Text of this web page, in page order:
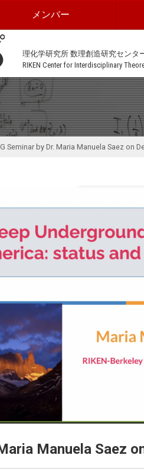
メンバー
理化学研究所 数理創造研究センタ
RIKEN Center for Interdisciplinary
Seminar by Dr. Maria Manuela Saez on
Manuela Saez